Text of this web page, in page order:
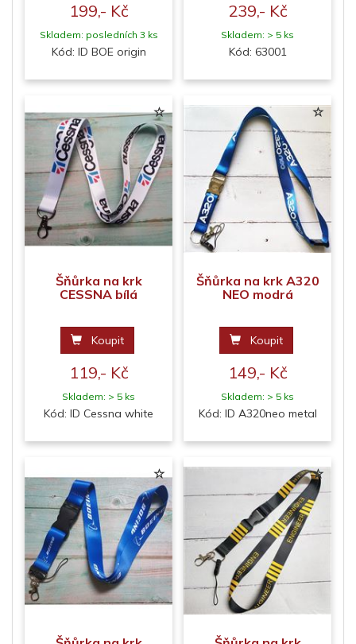
199,- Kč
Skladem: posledních 3 ks
Kód: ID BOE origin
239,- Kč
Skladem: > 5 ks
Kód: 63001
Šňůrka na krk
CESSNA bílá
Koupit
119,- Kč
Skladem: > 5 ks
Kód: ID Cessna white
Šňůrka na krk A320
NEO modrá
Koupit
149,- Kč
Skladem: > 5 ks
Kód: ID A320neo metal